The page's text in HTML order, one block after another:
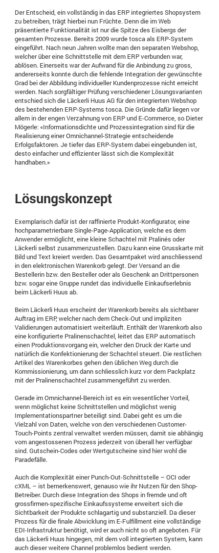
Der Entscheid, ein vollständig in das ERP integriertes Shopsystem
zu betreiben, trägt hierbei nun Früchte. Denn die im Web
präsentierte Funktionalität ist nur die Spitze des Eisbergs der
gesamten Prozesse. Bereits 2009 wurde tosca als ERP-System
eingeführt. Nach neun Jahren wollte man den separaten Webshop,
welcher über eine Schnittstelle mit dem ERP verbunden war,
ablösen. Einerseits war der Aufwand für die Anbindung zu gross,
andererseits konnte durch die fehlende Integration der gewünschte
Grad bei der Abbildung individueller Kundenprozesse nicht erreicht
werden. Nach sorgfältiger Prüfung verschiedener Lösungsvarianten
entschied sich die Läckerli Huus AG für den integrierten Webshop
des bestehenden ERP-Systems tosca. Die Gründe dafür liegen vor
allem in der engen Verzahnung von ERP und E-Commerce, so Dieter
Mögerle: «Informationsdichte und Prozessintegration sind für die
Realisierung einer Omnichannel-Strategie entscheidende
Erfolgsfaktoren. Je tiefer das ERP-System dabei eingebunden ist,
desto einfacher und effizienter lässt sich die Komplexität
handhaben.»
Lösungskonzept
Exemplarisch dafür ist der raffinierte Produkt-Konfigurator, eine
hochparametrierbare Single-Page-Application, welche es dem
Anwender ermöglicht, eine kleine Schachtel mit Pralinés oder
Läckerli selbst zusammenzustellen. Dazu kann eine Grusskarte mit
Bild und Text kreiert werden. Das Gesamtpaket wird anschliessend
in den elektronischen Warenkorb gelegt. Der Versand an die
Bestellerin bzw. den Besteller oder als Geschenk an Drittpersonen
bzw. sogar eine Gruppe rundet das individuelle Einkaufserlebnis
beim Läckerli Huus ab.
Beim Läckerli Huus erscheint der Warenkorb bereits als sichtbarer
Auftrag im ERP, welcher nach dem Check-Out und impliziten
Validierungen automatisiert weiterläuft. Enthält der Warenkorb also
eine konfigurierte Pralinenschachtel, leitet das ERP automatisch
einen Produktionsvorgang ein, welcher den Druck der Karte und
natürlich die Konfektionierung der Schachtel steuert. Die restlichen
Artikel des Warenkorbes gehen den üblichen Weg durch die
Kommissionierung, um dann schliesslich kurz vor dem Packplatz
mit der Pralinenschachtel zusammengeführt zu werden.
Gerade im Omnichannel-Bereich ist es ein wesentlicher Vorteil,
wenn möglichst keine Schnittstellen und möglichst wenig
Implementationspartner beteiligt sind. Dabei geht es um die
Vielzahl von Daten, welche von den verschiedenen Customer-
Touch-Points zentral verwaltet werden müssen, damit sie abhängig
vom angestossenen Prozess jederzeit von überall her verfügbar
sind. Gutschein-Codes oder Wertgutscheine sind hier wohl die
Paradefälle.
Auch die Komplexität einer Punch-Out-Schnittstelle – OCI oder
cXML – ist bemerkenswert, genauso wie ihr Nutzen für den Shop-
Betreiber. Durch diese Integration des Shops in fremde und oft
grossfirmen-spezifische Einkaufssysteme erweitert sich die
Sichtbarkeit der Produkte schlagartig und substanziell. Da dieser
Prozess für die finale Abwicklung im E-Fulfillment eine vollständige
EDI-Infrastruktur benötigt, wird er auch nicht so oft angeboten. Für
das Läckerli Huus hingegen, mit dem voll integrierten System, kann
auch dieser weitere Channel problemlos bedient werden.